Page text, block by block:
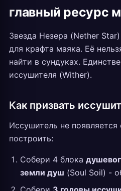
главный ресурс
Звезда Незера (Nether
для крафта маяка. Её
найти в сундуках.
иссушителя (Wither).
Как призвать
Иссушитель не
построить:
Собери 4 блока
земли душ (Soul Soil) -